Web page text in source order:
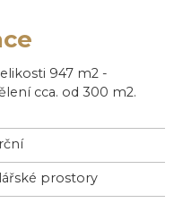
947 m2 -
cca. od 300 m2.
prostory